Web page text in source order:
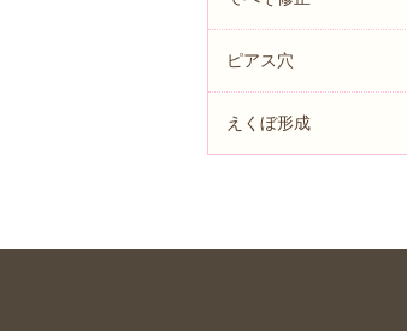
ピアス穴
えくぼ形成